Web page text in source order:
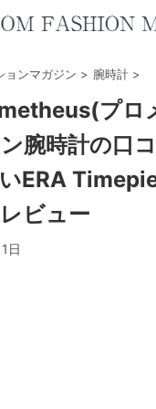
ョンマガジン > 腕時計 >
プロ
腕時計の口
ERA
ビュー
日